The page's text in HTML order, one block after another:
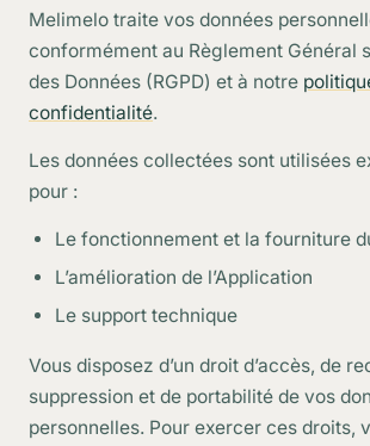
Melimelo traite vos données
conformément au Règlement Général
des Données (RGPD) et à notre
confidentialité.
Les données collectées sont utilisées
pour :
Le fonctionnement et la fourniture
L’amélioration de l’Application
Le support technique
Vous disposez d’un droit d’accès, de
suppression et de portabilité de vos
personnelles. Pour exercer ces droits,